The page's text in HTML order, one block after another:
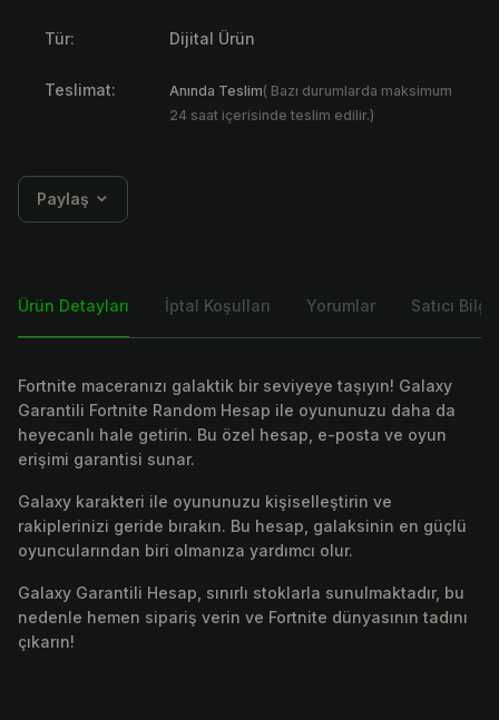
Tür: Dijital Ürün
Teslimat: Anında Teslim( Bazı durumlarda maksimum
24 saat içerisinde teslim edilir.)
Paylaş
Ürün Detayları İptal Koşulları Yorumlar Satıcı
Fortnite maceranızı galaktik bir seviyeye taşıyın! Galaxy
Garantili Fortnite Random Hesap ile oyununuzu daha da
heyecanlı hale getirin. Bu özel hesap, e-posta ve oyun
erişimi garantisi sunar.
Galaxy karakteri ile oyununuzu kişiselleştirin ve
rakiplerinizi geride bırakın. Bu hesap, galaksinin en güçlü
oyuncularından biri olmanıza yardımcı olur.
Galaxy Garantili Hesap, sınırlı stoklarla sunulmaktadır, bu
nedenle hemen sipariş verin ve Fortnite dünyasının tadını
çıkarın!